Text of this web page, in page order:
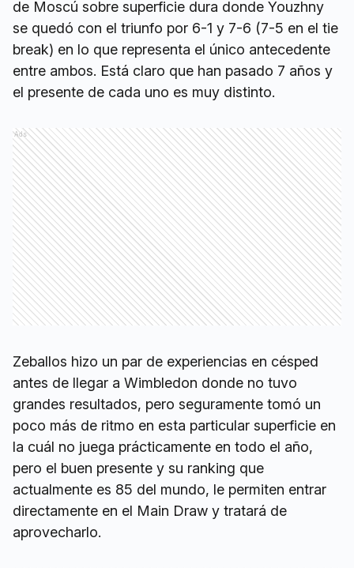
de Moscú sobre superficie dura donde Youzhny
se quedó con el triunfo por 6-1 y 7-6 (7-5 en el tie
break) en lo que representa el único antecedente
entre ambos. Está claro que han pasado 7 años y
el presente de cada uno es muy distinto.
Ads
Zeballos hizo un par de experiencias en césped
antes de llegar a Wimbledon donde no tuvo
grandes resultados, pero seguramente tomó un
poco más de ritmo en esta particular superficie en
la cuál no juega prácticamente en todo el año,
pero el buen presente y su ranking que
actualmente es 85 del mundo, le permiten entrar
directamente en el Main Draw y tratará de
aprovecharlo.